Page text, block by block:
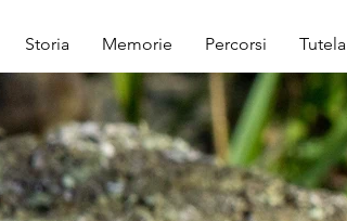
Storia Memorie Percorsi Tutela